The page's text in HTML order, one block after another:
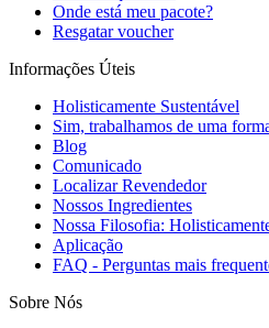
Onde está meu pacote?
Resgatar voucher
Informações Úteis
Holisticamente Sustentável
Sim, trabalhamos de uma
Blog
Comunicado
Localizar Revendedor
Nossos Ingredientes
Nossa Filosofia:
Aplicação
FAQ - Perguntas mais
Sobre Nós